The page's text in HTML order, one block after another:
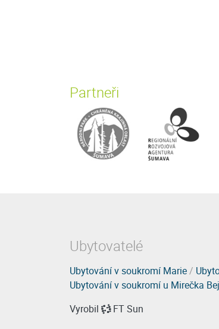
Partneři
Ubytovatelé
Ubytování v soukromí Marie/
Ubytování v soukromí u Mirečka
Vyrobil
FT Sun